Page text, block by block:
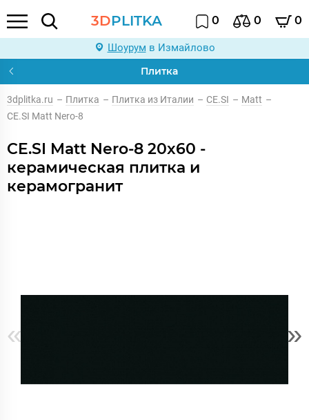
3DPLITKA 0 0 0
Шоурум в Измайлово
Плитка
3dplitka.ru – Плитка – Плитка из Италии – CE.SI – Matt –
CE.SI Matt Nero-8
CE.SI Matt Nero-8 20x60 -
керамическая плитка и
керамогранит
« »